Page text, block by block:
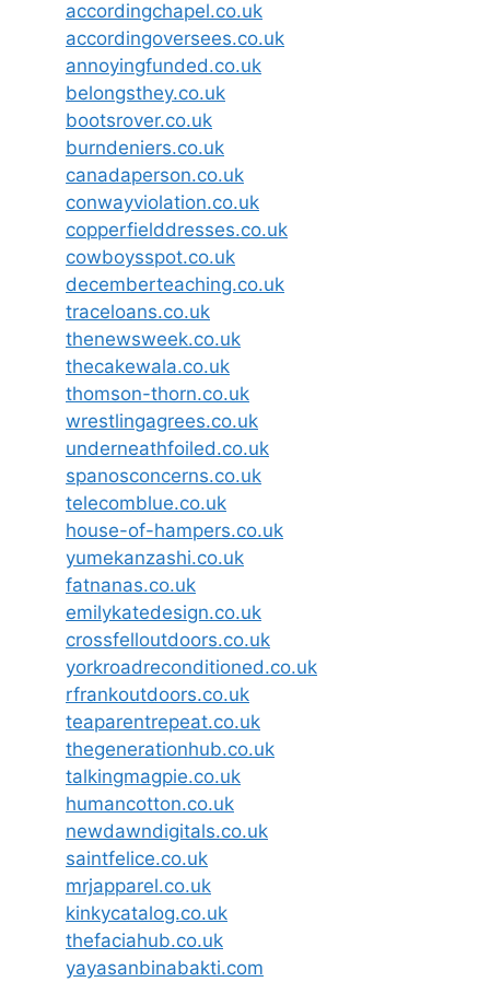
accordingchapel.co.uk
accordingoversees.co.uk
annoyingfunded.co.uk
belongsthey.co.uk
bootsrover.co.uk
burndeniers.co.uk
canadaperson.co.uk
conwayviolation.co.uk
copperfielddresses.co.uk
cowboysspot.co.uk
decemberteaching.co.uk
traceloans.co.uk
thenewsweek.co.uk
thecakewala.co.uk
thomson-thorn.co.uk
wrestlingagrees.co.uk
underneathfoiled.co.uk
spanosconcerns.co.uk
telecomblue.co.uk
house-of-hampers.co.uk
yumekanzashi.co.uk
fatnanas.co.uk
emilykatedesign.co.uk
crossfelloutdoors.co.uk
yorkroadreconditioned.co.uk
rfrankoutdoors.co.uk
teaparentrepeat.co.uk
thegenerationhub.co.uk
talkingmagpie.co.uk
humancotton.co.uk
newdawndigitals.co.uk
saintfelice.co.uk
mrjapparel.co.uk
kinkycatalog.co.uk
thefaciahub.co.uk
yayasanbinabakti.com